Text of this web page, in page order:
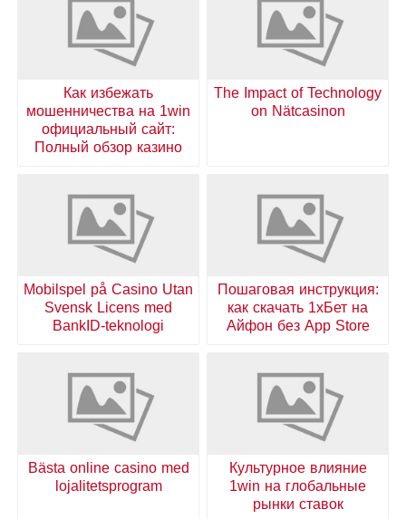
The Impact of Technology
on Nätcasinon
Как избежать
мошенничества на 1win
официальный сайт:
Полный обзор казино
Пошаговая инструкция:
как скачать 1хБет на
Айфон без App Store
Mobilspel på Casino Utan
Svensk Licens med
BankID-teknologi
Культурное влияние
1win на глобальные
рынки ставок
Bästa online casino med
lojalitetsprogram